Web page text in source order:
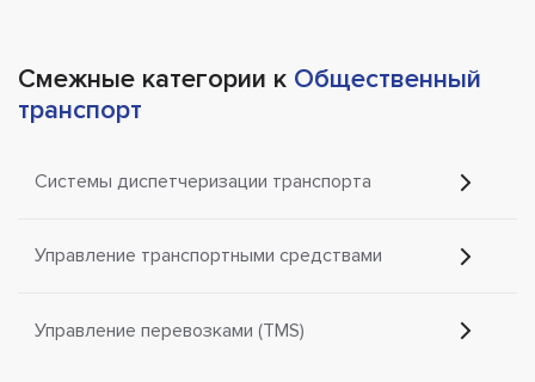
Смежные категории к Общественный
транспорт
Системы диспетчеризации транспорта
Управление транспортными средствами
Управление перевозками (TMS)